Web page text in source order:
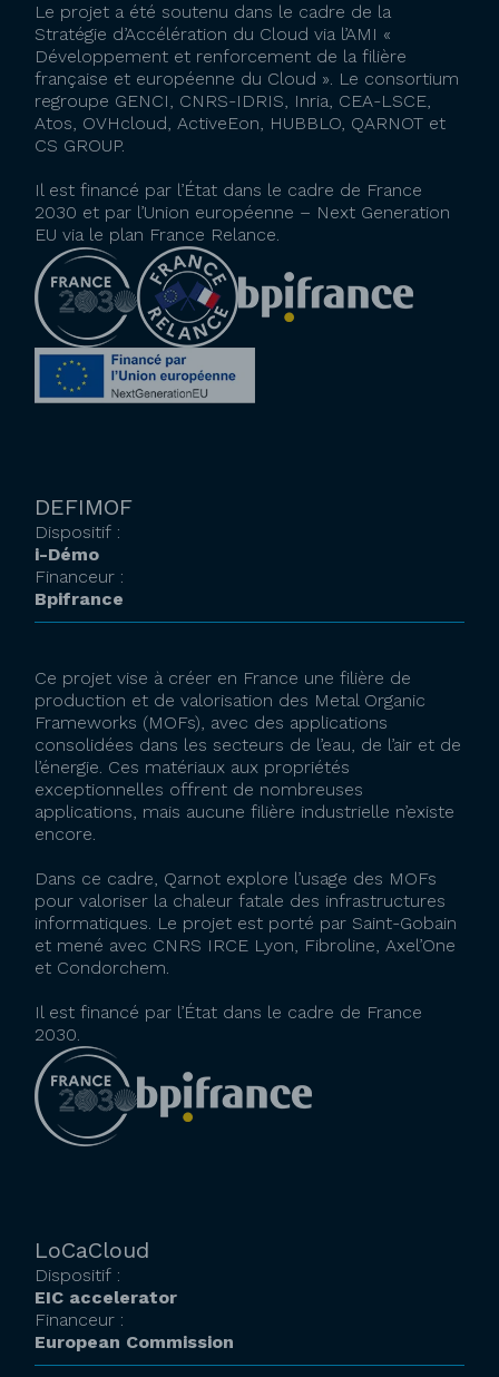
Le projet a été soutenu dans le cadre de la
Stratégie d’Accélération du Cloud via l’AMI «
Développement et renforcement de la filière
française et européenne du Cloud ». Le consortium
regroupe GENCI, CNRS-IDRIS, Inria, CEA-LSCE,
Atos, OVHcloud, ActiveEon, HUBBLO, QARNOT et
CS GROUP.
Il est financé par l’État dans le cadre de France
2030 et par l’Union européenne – Next Generation
EU via le plan France Relance.
DEFIMOF
Dispositif :
i-Démo
Financeur :
Bpifrance
Ce projet vise à créer en France une filière de
production et de valorisation des Metal Organic
Frameworks (MOFs), avec des applications
consolidées dans les secteurs de l’eau, de l’air et de
l’énergie. Ces matériaux aux propriétés
exceptionnelles offrent de nombreuses
applications, mais aucune filière industrielle n’existe
encore.
Dans ce cadre, Qarnot explore l’usage des MOFs
pour valoriser la chaleur fatale des infrastructures
informatiques. Le projet est porté par Saint-Gobain
et mené avec CNRS IRCE Lyon, Fibroline, Axel’One
et Condorchem.
Il est financé par l’État dans le cadre de France
2030.
LoCaCloud
Dispositif :
EIC accelerator
Financeur :
European Commission